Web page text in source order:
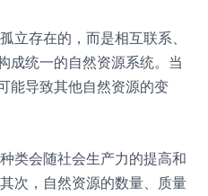
立存在的，而是相互联系、
成统一的自然资源系统。当
能导致其他自然资源的变
类会随社会生产力的提高和
次，自然资源的数量、质量